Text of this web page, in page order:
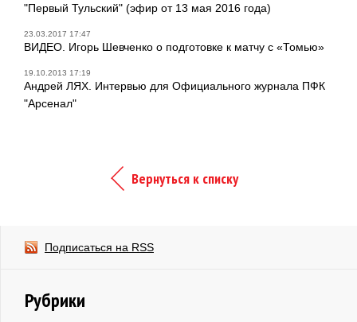
"Первый Тульский" (эфир от 13 мая 2016 года)
23.03.2017 17:47
ВИДЕО. Игорь Шевченко о подготовке к матчу с «Томью»
19.10.2013 17:19
Андрей ЛЯХ. Интервью для Официального журнала ПФК
"Арсенал"
Вернуться к списку
Подписаться на RSS
Рубрики